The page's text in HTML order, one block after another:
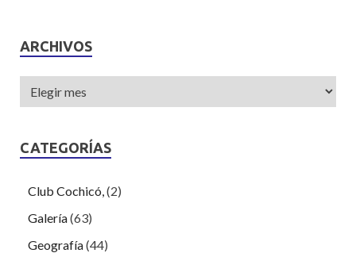
ARCHIVOS
CATEGORÍAS
Club Cochicó, (2)
Galería(63)
Geografía(44)